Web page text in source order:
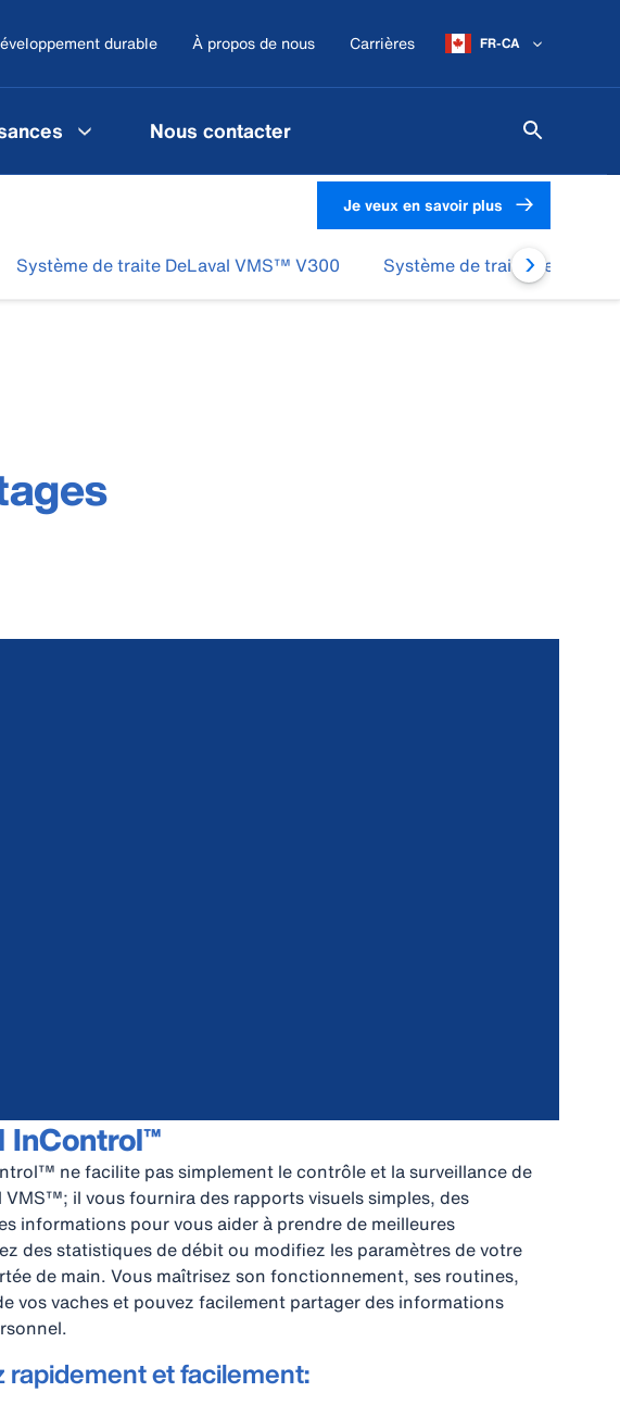
durable À propos de nous Carrières FR-CA
Nous contacter
Je veux en savoir plus
Système de traite DeLaval VMS™ V300 Système de traite DeLaval
InControl™
ne facilite pas simplement le contrôle et la surveillance de
VMS™; il vous fournira des rapports visuels simples, des
informations pour vous aider à prendre de meilleures
des statistiques de débit ou modifiez les paramètres de votre
de main. Vous maîtrisez son fonctionnement, ses routines,
vos vaches et pouvez facilement partager des informations
rapidement et facilement: